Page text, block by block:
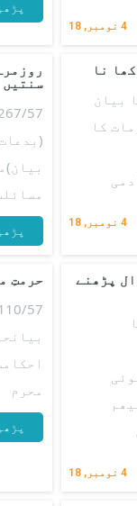
4 نومبر, 18
نا
4 نومبر, 18
کا بیان
کا
سنتیں
پڑھنے
4 نومبر, 18
حرمتِ
محرم